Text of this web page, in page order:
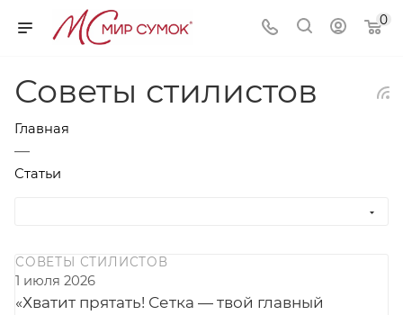
0
Советы стилистов
Главная
—
Статьи
СОВЕТЫ СТИЛИСТОВ
1 июля 2026
«Хватит прятать! Сетка — твой главный